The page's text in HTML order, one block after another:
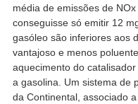
média de emissões de
conseguisse só emitir 12
gasóleo são inferiores aos
vantajoso e menos
aquecimento do
a gasolina. Um sistema de
da Continental, associado